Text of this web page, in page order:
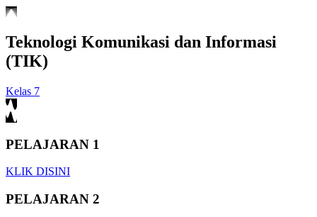
Teknologi Komunikasi dan Informasi
(TIK)
Kelas 7
PELAJARAN 1
KLIK DISINI
PELAJARAN 2